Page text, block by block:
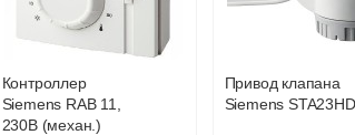
Подробнее
GRILL.SGA-20-
1200 brown
GRILL.SGW-20-
32
Контроллер
Siemens RAB 11,
230В (механ.)
Привод клапана
Siemens STA23HD